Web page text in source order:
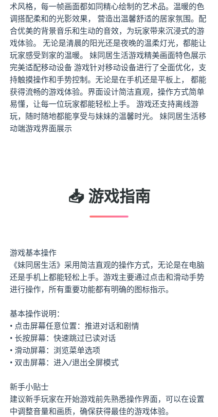
术风格，每一帧画面都如同精心绘制的艺术品。温暖的色
调搭配柔和的光影效果， 营造出温馨舒适的居家氛围。配
合优美的背景音乐和生动的音效，为玩家带来沉浸式的游
戏体验。 无论是清晨的阳光还是夜晚的温柔灯光，都能让
玩家感受到家的温暖。 妹同居生活游戏精美画面特色展示
完美适配移动设备 游戏针对移动设备进行了全面优化，支
持触摸操作和手势控制。无论是在手机还是平板上， 都能
获得流畅的游戏体验。界面设计简洁直观，操作方式简单
易懂，让每一位玩家都能轻松上手。 游戏还支持离线游
玩，随时随地都能享受与妹妹的温馨时光。 妹同居生活移
动端游戏界面展示
📥 游戏指南
游戏基本操作
《妹同居生活》采用简洁直观的操作方式，无论是在电脑
还是手机上都能轻松上手。游戏主要通过点击和滑动手势
进行操作，所有重要功能都有明确的图标指示。
基本操作说明：
• 点击屏幕任意位置：推进对话和剧情
• 长按屏幕：快速跳过已读对话
• 滑动屏幕：浏览菜单选项
• 双击屏幕：进入/退出全屏模式
新手小贴士
建议新手玩家在开始游戏前先熟悉操作界面，可以在设置
中调整音量和画质，确保获得最佳的游戏体验。